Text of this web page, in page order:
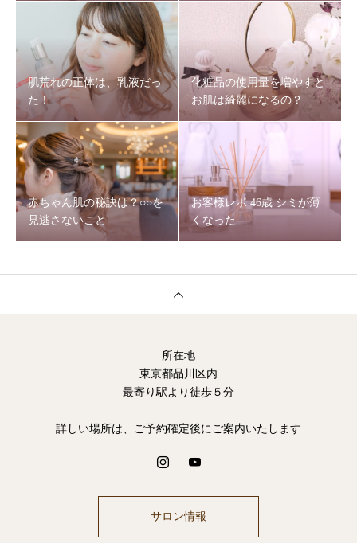
肌荒れの正体は、乳液だっ
た！
化粧品の使用量を増やすと
お肌は綺麗になるの？
赤ちゃん肌の秘訣は？○○を
見逃さないこと
お客様レポ 46歳 シミが薄
くなった
所在地
東京都品川区内
最寄り駅より徒歩５分
詳しい場所は、ご予約確定後にご案内いたします
サロン情報